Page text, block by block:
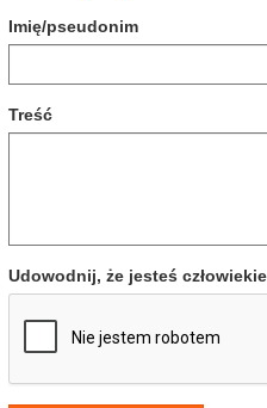
Imię/pseudonim
Treść
Udowodnij, że jesteś